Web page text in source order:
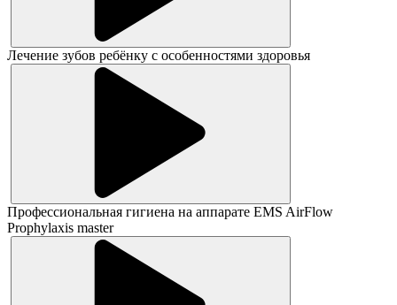
Лечение зубов ребёнку с особенностями здоровья
Профессиональная гигиена на аппарате EMS AirFlow
Prophylaxis master